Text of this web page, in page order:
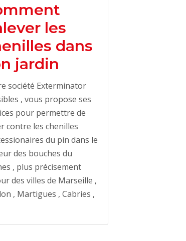
les
dans
jardin
société Exterminator
, vous propose ses
pour permettre de
contre les chenilles
du pin dans le
des bouches du
, plus précisement
des villes de Marseille ,
, Martigues , Cabries ,